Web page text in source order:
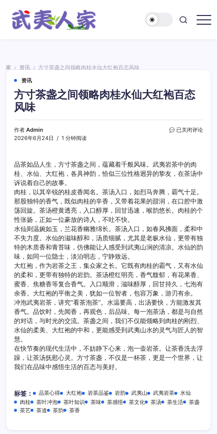
家
家 / 资讯 /
方寸茶盏之间领略肉桂水仙大红袍百态风味
资讯
方寸茶盏之间领略肉桂水仙大红袍百态
风味
作者 Admin
2026年6月24日
1 分钟阅读
方
之
间
领
肉
桂
水
大
红
袍
百
风
味
已关闭评论
品茶如品人生，方寸茶盏之间，蕴藏着千般风味。武夷岩茶中的肉
桂、水仙、大红袍，各具神韵，恰似三位性格迥异的挚友，在茶汤中
诉说着自己的故事。
肉桂，以其辛锐的桂皮香闻名。茶汤入口，如烈马奔腾，霸气十足。
那股独特的香气，既似肉桂的辛香，又带着花果的甜润，在口腔中激
荡回旋。茶汤橙黄透亮，入口醇厚，回甘迅速，喉韵悠长。肉桂的个
性张扬，正如一位豪放的诗人，不吐不快。
水仙则温婉如玉，兰花香幽雅绵长。茶汤入口，如春风拂面，柔和中
不失力度。水仙的滋味醇和，汤质细腻，尤其是老枞水仙，更带有独
特的木质香和青苔味，仿佛能让人感受到武夷山涧的清凉。水仙的韵
味，如同一位隐士，淡泊明志，宁静致远。
大红袍，作为岩茶之王，集众家之长。它既有肉桂的霸气，又有水仙
的柔和，更带有独特的岩韵。茶汤橙红明亮，香气馥郁，有花果香、
蜜香、焦糖香等复合香气。入口顺滑，滋味醇厚，回甘持久，七泡有
余香。大红袍的平衡之美，犹如一位智者，包容万象，游刃有余。
冲泡武夷岩茶，讲究“看茶泡茶”。水温要高，出汤要快，方能激发其
香气。品饮时，先闻香，再观色，后品味。每一泡茶汤，都是与自然
的对话，与时光的交流。茶盏之间，我们不仅能领略到肉桂的刚烈、
水仙的柔美、大红袍的中和，更能感受到武夷山水的灵气与匠人的智
慧。
在快节奏的现代生活中，不妨静下心来，泡一壶岩茶。让茶香洗去浮
躁，让茶汤抚慰心灵。方寸茶盏，不仅是一杯茶，更是一个世界，让
我们在品味中感悟生活的百态与美好。
标签： 品茶心得 大红袍 岩茶品鉴 岩韵 武夷山 武夷岩茶
水仙
肉桂
茶叶冲泡 茶叶知识 茶味 茶感悟 茶文化 茶汤 茶生活
茶盏
茶艺
茶道 茶韵 茶香